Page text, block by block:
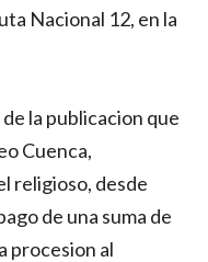
Nacional 12, en la
la publicacion que
Cuenca,
religioso, desde
de una suma de
procesion al